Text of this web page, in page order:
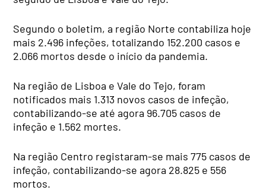
Segundo o boletim, a região Norte contabiliza hoje
mais 2.496 infeções, totalizando 152.200 casos e
2.066 mortos desde o início da pandemia.
Na região de Lisboa e Vale do Tejo, foram
notificados mais 1.313 novos casos de infeção,
contabilizando-se até agora 96.705 casos de
infeção e 1.562 mortes.
Na região Centro registaram-se mais 775 casos de
infeção, contabilizando-se agora 28.825 e 556
mortos.